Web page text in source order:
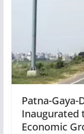
Patna-
Inaugurated
Economic